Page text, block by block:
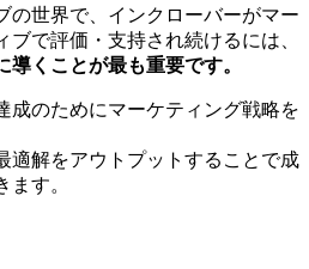
の世界で、インクローバーがマー
で評価・支持され続けるには、
くことが最も重要です。
成のためにマーケティング戦略を
適解をアウトプットすることで成
す。